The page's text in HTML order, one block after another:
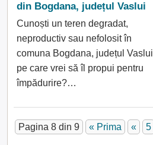
din Bogdana, județul Vaslui
Cunoști un teren degradat,
neproductiv sau nefolosit în
comuna Bogdana, județul Vaslui
pe care vrei să îl propui pentru
împădurire?…
Pagina 8 din 9 « Prima « 5